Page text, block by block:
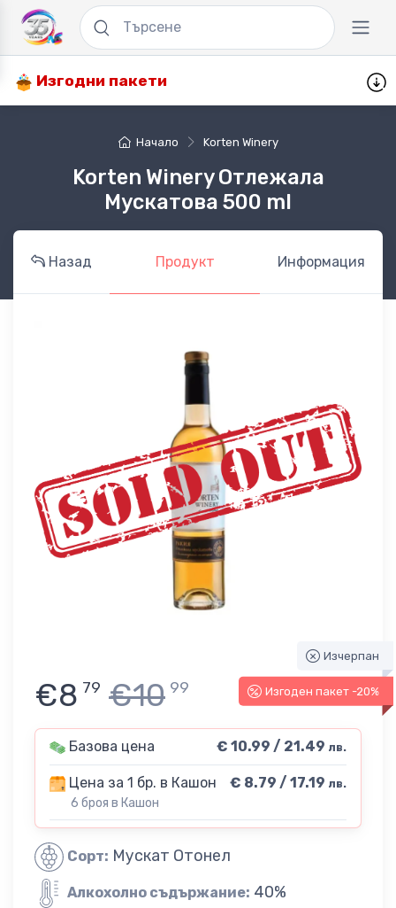
Изгодни пакети
Начало Korten Winery
Korten Winery Отлежала
Мускатова 500 ml
Назад Продукт Информация
Изчерпан
Изгоден пакет -20%
€8 79 €10 99
Базова цена € 10.99 / 21.49 лв.
Цена за 1 бр. в Кашон
6 броя в Кашон
€ 8.79 / 17.19 лв.
Сорт: Мускат Отонел
Алкохолно съдържание: 40%